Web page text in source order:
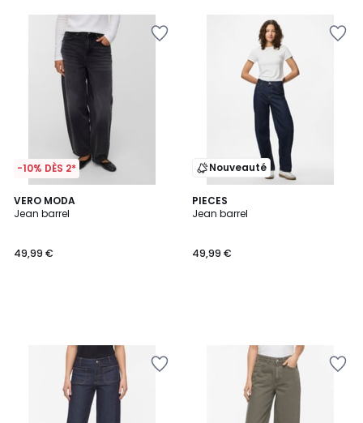
-10% DÈS 2*
VERO MODA
Jean barrel
49,99 €
Nouveauté
PIECES
Jean barrel
49,99 €